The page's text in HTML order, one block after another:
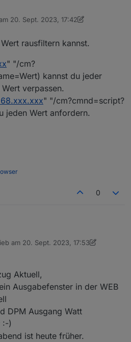
:-)
?
abholen.
Filtern. Habe ja kein Hichi.
anders benannt sein,
und die erste Beta 1.0 bauen.
Berechnung Bezug -> DPM setzt V
( Status SNS ) Json einlesen,
Shelly PM gehen.
20. Sept. 2023, 17:42
von Wal
rausfiltern kannst.
" "/cm?
kannst du jeder
verpassen.
" "/cm?cmnd=script?
jeden Wert anfordern.
0
" "/cm?
Variablename) kannst du jeden Wert anfordern.
am 20. Sept. 2023, 17:53
editiert von Ralla66
Aktuell,
Ausgabefenster in der WEB
DPM Ausgang Watt
:-)
ist heute früher.